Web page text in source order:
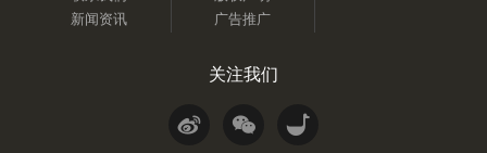
新闻资讯
广告推广
关注我们